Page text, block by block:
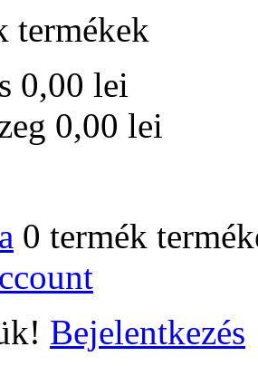
termékek
0,00 lei
0,00 lei
0 termék
Bejelentkezés